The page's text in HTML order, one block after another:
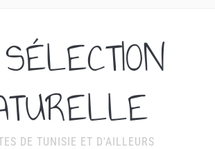
DE TUNISIE ET D'AILLEURS